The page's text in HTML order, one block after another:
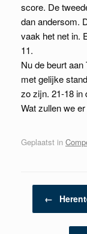
score. De
dan andersom.
vaak het net in.
11.
Nu de beurt
met gelijke
zo zijn. 21-18 in
Wat zullen we
Geplaatst in
Berichtnavigatie
←